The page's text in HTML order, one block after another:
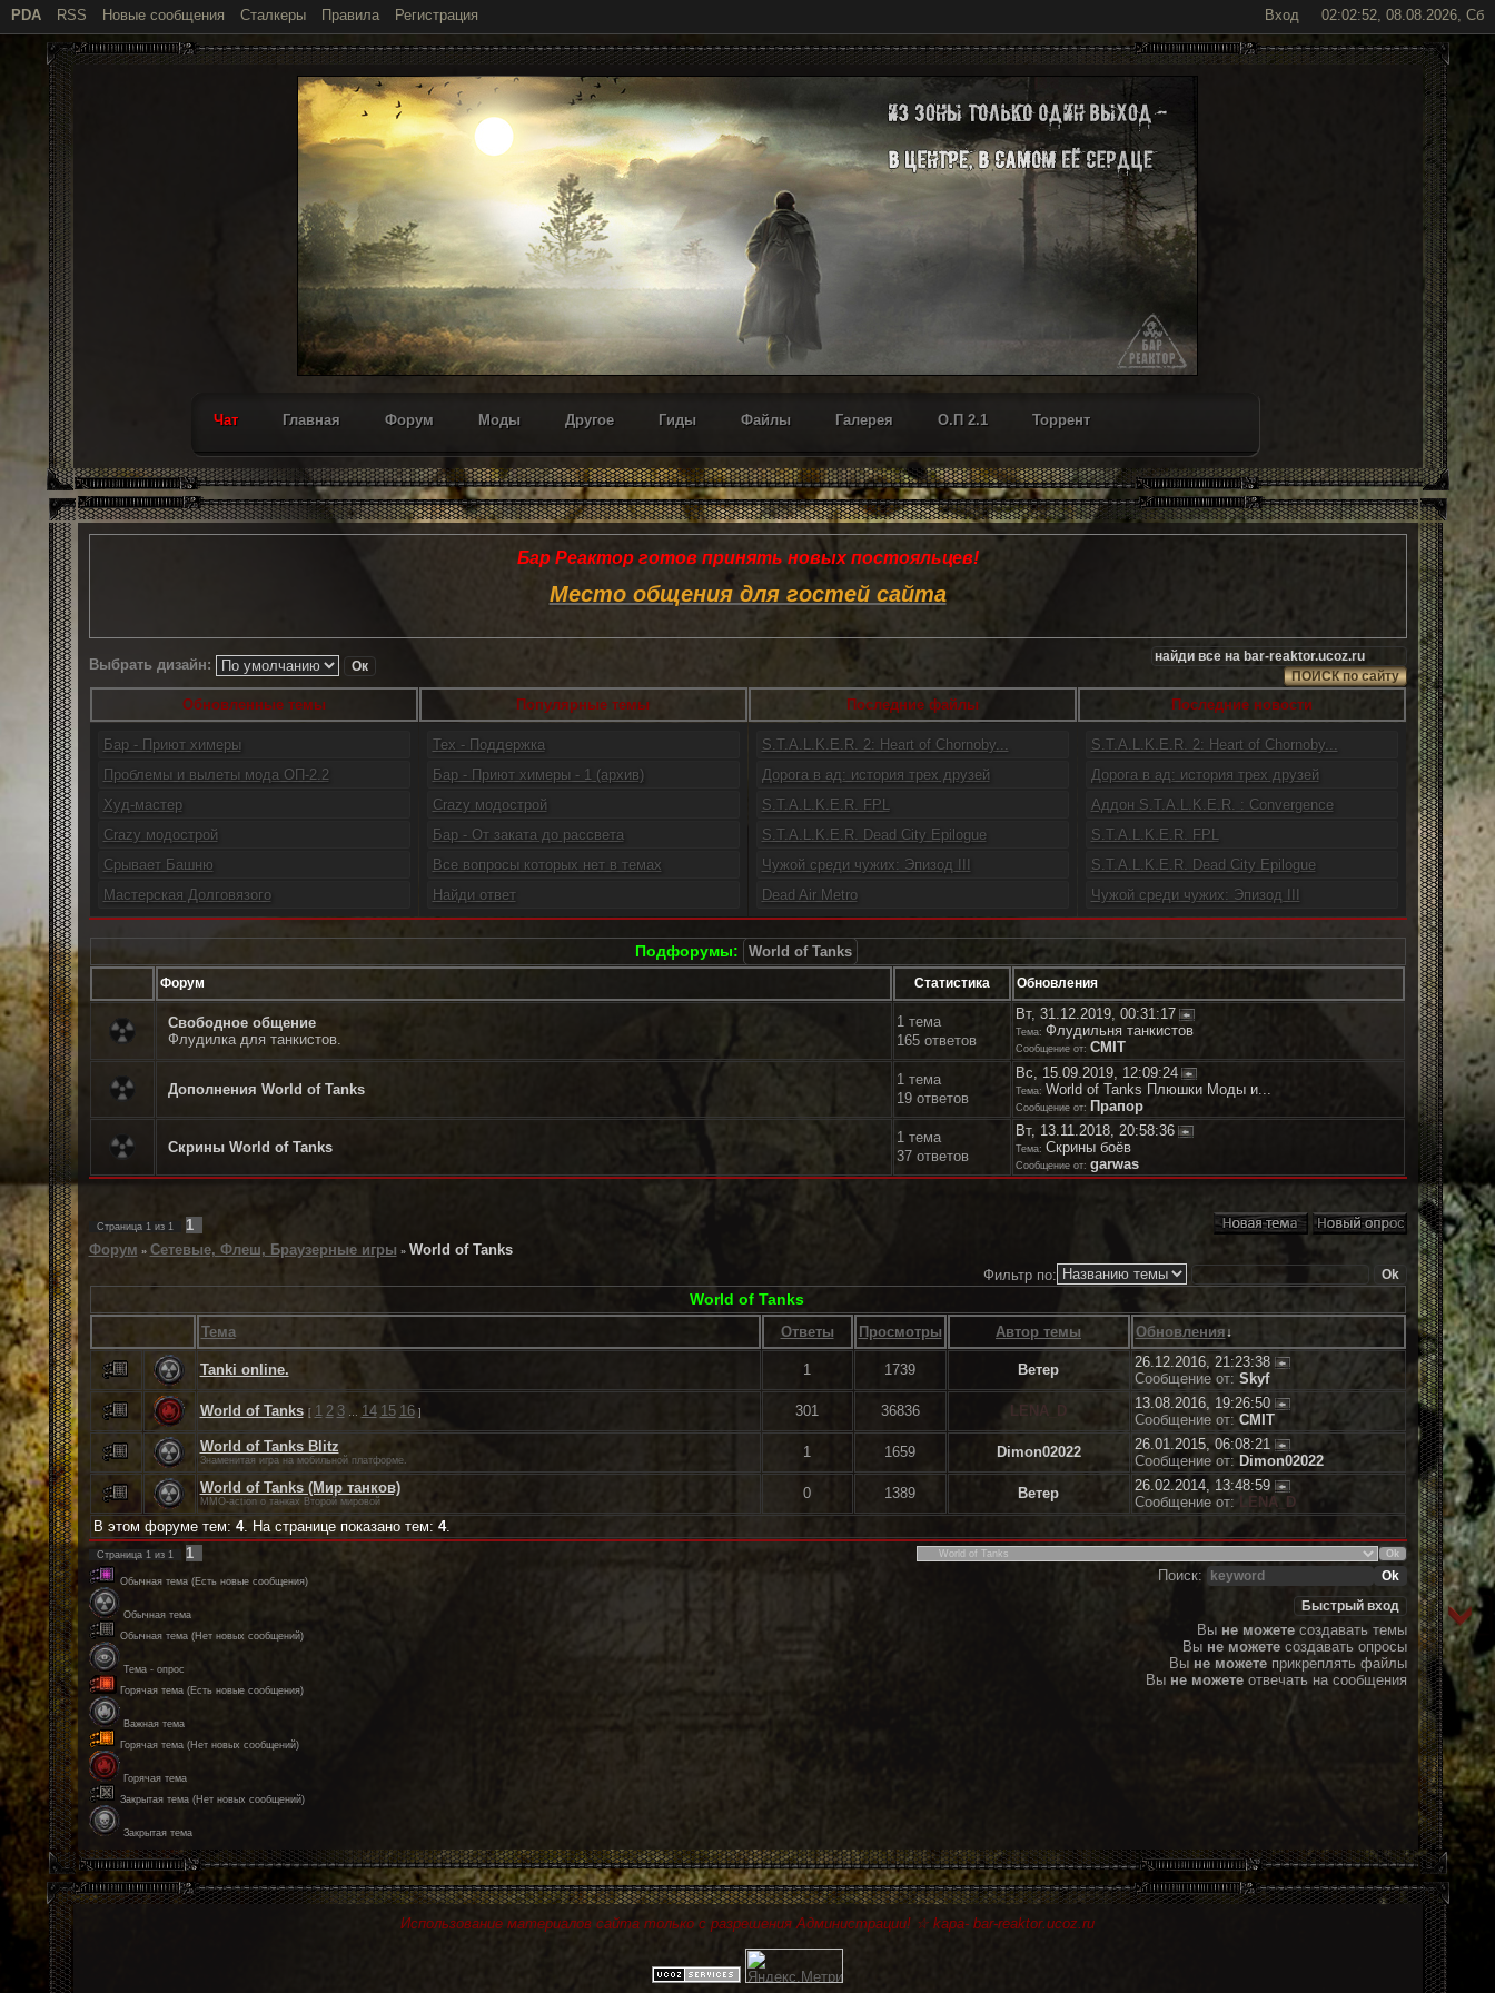
PDA RSS Новые сообщения Сталкеры Правила Регистрация 02:02:52, 08.08.2026, Сб
Вход
Чат Главная Форум Моды Другое Гиды Файлы Галерея О.П 2.1 Торрент
Бар Реактор готов принять новых постояльцев!
Место общения для гостей сайта
Выбрать дизайн:
Обновленные темы Популярные темы Последние файлы Последние новости
Бар - Приют химеры
Проблемы и вылеты мода ОП-2.2
Худ-мастер
Crazy модострой
Срывает Башню
Мастерская Долговязого
Тех - Поддержка
Бар - Приют химеры - 1 (архив)
Crazy модострой
Бар - От заката до рассвета
Все вопросы которых нет в темах
Найди ответ
S.T.A.L.K.E.R. 2: Heart of Chornoby...
Дорога в ад: история трех друзей
S.T.A.L.K.E.R. FPL
S.T.A.L.K.E.R. Dead City Epilogue
Чужой среди чужих: Эпизод III
Dead Air Metro
S.T.A.L.K.E.R. 2: Heart of Chornoby...
Дорога в ад: история трех друзей
Аддон S.T.A.L.K.E.R. : Convergence
S.T.A.L.K.E.R. FPL
S.T.A.L.K.E.R. Dead City Epilogue
Чужой среди чужих: Эпизод III
Подфорумы: World of Tanks
Форум Статистика Обновления
Свободное общение
Флудилка для танкистов.
1 тема
165 ответов
Вт, 31.12.2019, 00:31:17
Тема: Флудильня танкистов
Сообщение от: CMIT
Дополнения World of Tanks
1 тема
19 ответов
Вс, 15.09.2019, 12:09:24
Тема: World of Tanks Плюшки Моды и...
Сообщение от: Прапор
Скрины World of Tanks
1 тема
37 ответов
Вт, 13.11.2018, 20:58:36
Тема: Скрины боёв
Сообщение от: garwas
Страница 1из 1
1
Форум » Сетевые, Флеш, Браузерные игры » World of Tanks
Фильтр по:
World of Tanks
Тема Ответы Просмотры Автор темы Обновления↓
Tanki online. 1 1739 Ветер
26.12.2016, 21:23:38
Сообщение от: Skyf
World of Tanks [ 1 2 3… 14 15 16] 301 36836 LENA_D
13.08.2016, 19:26:50
Сообщение от: CMIT
World of Tanks Blitz
Знаменитая игра на мобильной платформе. 1 1659 Dimon02022
26.01.2015, 06:08:21
Сообщение от: Dimon02022
World of Tanks (Мир танков)
MMO-action о танках Второй мировой 0 1389 Ветер
26.02.2014, 13:48:59
Сообщение от: LENA_D
В этом форуме тем: 4. На странице показано тем: 4.
Страница 1из 1 1
Обычная тема (Есть новые сообщения)
Обычная тема
Обычная тема (Нет новых сообщений)
Тема - опрос
Горячая тема (Есть новые сообщения)
Важная тема
Горячая тема (Нет новых сообщений)
Горячая тема
Закрытая тема (Нет новых сообщений)
Закрытая тема
Поиск:
Вы не можетесоздавать темы
Вы не можетесоздавать опросы
Вы не можетеприкреплять файлы
Вы не можетеотвечать на сообщения
Использование материалов сайта только с разрешения Администрации! ☆ kapa- bar-reaktor.ucoz.ru